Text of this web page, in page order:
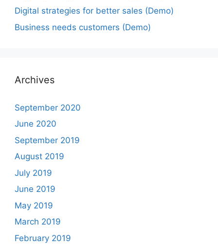
Digital strategies for better sales (Demo)
Business needs customers (Demo)
Archives
September 2020
June 2020
September 2019
August 2019
July 2019
June 2019
May 2019
March 2019
February 2019